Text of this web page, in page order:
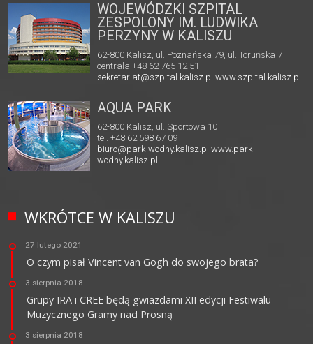
WOJEWÓDZKI SZPITAL
ZESPOLONY IM. LUDWIKA
PERZYNY W KALISZU
62-800 Kalisz, ul. Poznańska 79, ul. Toruńska 7
centrala +48 62 765 12 51
sekretariat@szpital.kalisz.pl www.szpital.kalisz.pl
AQUA PARK
62-800 Kalisz, ul. Sportowa 10
tel. +48 62 598 67 09
biuro@park-wodny.kalisz.pl www.park-
wodny.kalisz.pl
WKRÓTCE W KALISZU
27 lutego 2021
O czym pisał Vincent van Gogh do swojego brata?
3 sierpnia 2018
Grupy IRA i CREE będą gwiazdami XII edycji Festiwalu
Muzycznego Gramy nad Prosną
3 sierpnia 2018